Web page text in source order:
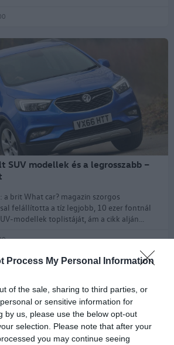
Process My Personal Information
of the sale, sharing to third parties, or
or sensitive information for
by us, please use the below opt-out
selection. Please note that after your
you may continue seeing
SUV modellek és a legrosszabb –
a brit What car? magazin szorgos
felállította a tíz legjobb, 10 ezer fontnál
modellek toplistáját, ám a cikk alján...